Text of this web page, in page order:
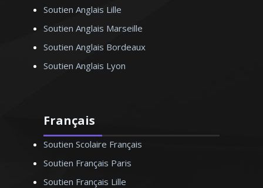
Soutien Anglais Lille
Soutien Anglais Marseille
Soutien Anglais Bordeaux
Soutien Anglais Lyon
Français
Soutien Scolaire Français
Soutien Français Paris
Soutien Français Lille